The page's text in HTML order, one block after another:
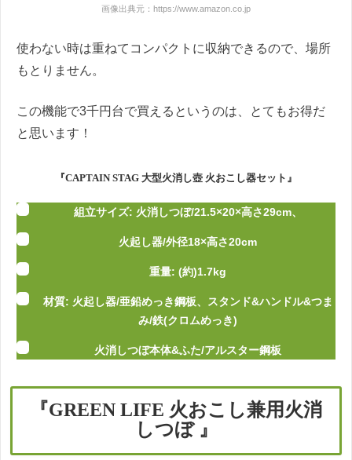
画像出典元：https://www.amazon.co.jp
使わない時は重ねてコンパクトに収納できるので、場所
もとりません。
この機能で3千円台で買えるというのは、とてもお得だ
と思います！
『CAPTAIN STAG 大型火消し壺 火おこし器セット』
組立サイズ: 火消しつぼ/21.5×20×高さ29cm、
火起し器/外径18×高さ20cm
重量: (約)1.7kg
材質: 火起し器/亜鉛めっき鋼板、スタンド&ハンドル&つま
み/鉄(クロムめっき)
火消しつぼ本体&ふた/アルスター鋼板
『GREEN LIFE 火おこし兼用火消
しつぼ 』